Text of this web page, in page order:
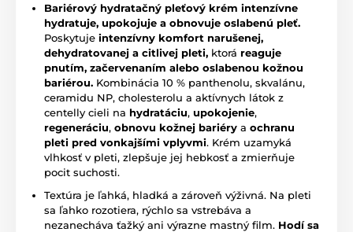
Bariérový hydratačný pleťový krém intenzívne
hydratuje, upokojuje a obnovuje oslabenú pleť.
Poskytuje intenzívny komfort narušenej,
dehydratovanej a citlivej pleti, ktorá reaguje
pnutím, začervenaním alebo oslabenou kožnou
bariérou. Kombinácia 10 % panthenolu, skvalánu,
ceramidu NP, cholesterolu a aktívnych látok z
centelly cieli na hydratáciu, upokojenie,
regeneráciu, obnovu kožnej bariéry a ochranu
pleti pred vonkajšími vplyvmi. Krém uzamyká
vlhkosť v pleti, zlepšuje jej hebkosť a zmierňuje
pocit suchosti.
Textúra je ľahká, hladká a zároveň výživná. Na pleti
sa ľahko rozotiera, rýchlo sa vstrebáva a
nezanecháva ťažký ani výrazne mastný film. Hodí sa